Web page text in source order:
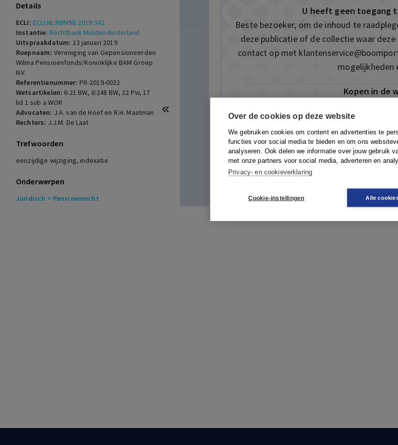
Over de cookies op deze website
We gebruiken cookies om content en advertenties te
functies voor social media te bieden en om ons
analyseren. Ook delen we informatie over jouw gebruik
met onze partners voor social media, adverteren en
Privacy- en cookieverklaring
Cookie-instellingen Alle
Details
ECLI: ECLI:NL:RBMNE:2019:342
Instantie: Rechtbank Midden-Nederland
Uitspraakdatum: 23 januari 2019
Roepnaam: Vereniging van Gepensioneerden
Wilma Pensioenfonds/Koninklijke BAM Groep
N.V.
Referentienummer: PR-2019-0032
Wetsartikelen: 6:21 BW, 6:248 BW, 22 Pw,17
lid 1 sub a WOR
Advocaten: J.A. van de Hoef en R.H. Maatman
Rechters: J.J.M. De Laat
Trefwoorden
eenzijdige wijziging, indexatie
Onderwerpen
Juridisch > Pensioenrecht
U heeft geen toegang
Beste bezoeker, om de inhoud te
deze publicatie of de collectie waar
contact op met
mogelijkheden
Kopen in de
Deze publicatie is ook te vinden in onze
ook de mogelijkheid om direct
Naar de